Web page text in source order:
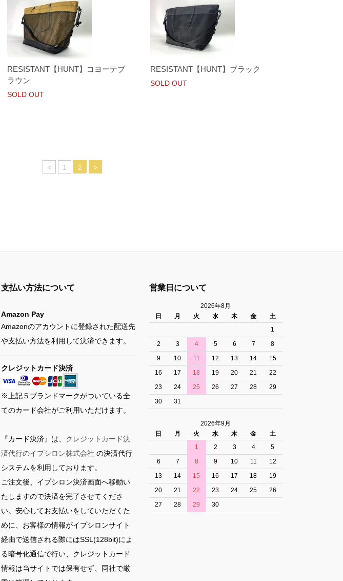
RESISTANT【HUNT】コヨーテブ
ラウン
SOLD OUT
RESISTANT【HUNT】ブラック
SOLD OUT
< 1 2 >
支払い方法について
Amazon Pay
Amazonのアカウントに登録された配送先
や支払い方法を利用して決済できます。
クレジットカード決済
※上記５ブランドマークがついている全
てのカード会社がご利用いただけます。
『カード決済』は、 クレジットカード決
済代行のイプシロン株式会社 の決済代行
システムを利用しております。
ご注文後、イプシロン決済画面へ移動い
たしますので決済を完了させてくださ
い。安心してお支払いをしていただくた
めに、お客様の情報がイプシロンサイト
経由で送信される際にはSSL(128bit)によ
る暗号化通信で行い、クレジットカード
情報は当サイトでは保有せず、同社で厳
営業日について
2026年8月
日
月 火 水 木 金
土
1
2
3 4 5 6 7
8
9
10 11 12 13 14
15
16
17 18 19 20 21
22
23
24 25 26 27 28
29
30
31
2026年9月
日
月 火 水 木 金
土
1
2 3 4
5
6
7 8 9 10 11
12
13
14 15 16 17 18
19
20
21 22 23 24 25
26
27
28 29 30